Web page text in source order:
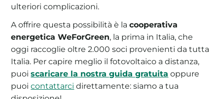
ulteriori complicazioni.
A offrire questa possibilità è lacooperativa
energetica WeForGreen, la prima in Italia, che
oggi raccoglie oltre 2.000 soci provenienti da tutta
Italia. Per capire meglio il fotovoltaico a distanza,
puoiscaricare la nostra guida gratuita oppure
puoicontattarci direttamente: siamo a tua